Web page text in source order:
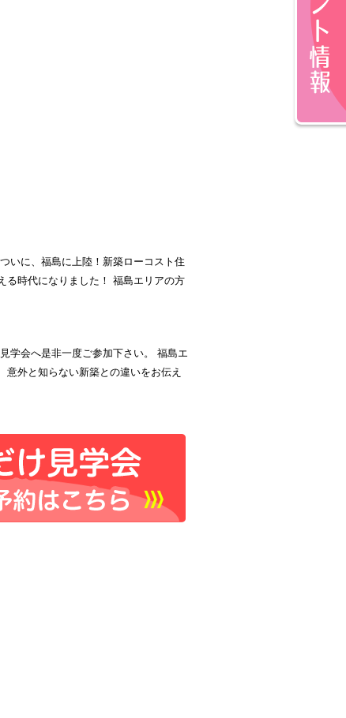
いに、福島に上陸！新築ローコスト住
る時代になりました！ 福島エリアの方
学会へ是非一度ご参加下さい。 福島エ
外と知らない新築との違いをお伝え